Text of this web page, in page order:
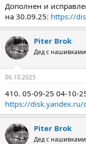
Дополнен и
на 30.09.25: https://
Piter Brok
Дед с нашивками
06.10.2025
410. 05-09-25 04-10-
https://disk.yandex.ru/
Piter Brok
Дед с нашивками